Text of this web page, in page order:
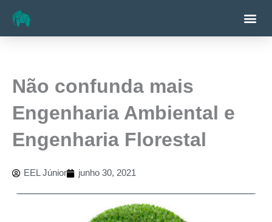
para
Não confunda mais
Engenharia Ambiental e
Engenharia Florestal
EEL Júnior junho 30, 2021